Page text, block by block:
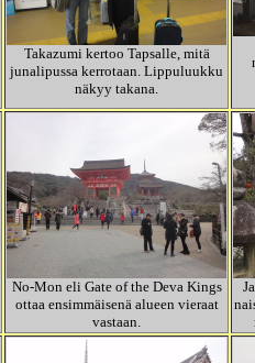
Takazumi kertoo Tapsalle, mitä
junalipussa kerrotaan. Lippuluukku
näkyy takana.
No-Mon eli Gate of the Deva Kings
ottaa ensimmäisenä alueen vieraat
vastaan.